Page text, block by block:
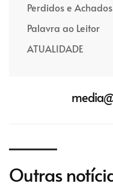
Perdidos e Achados
Palavra ao Leitor
ATUALIDADE
Outras